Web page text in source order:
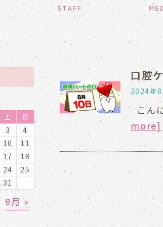
STAFF
口腔
2024年8
こん
more]
土 日
3
4
10
11
17
18
24
25
31
9月 »